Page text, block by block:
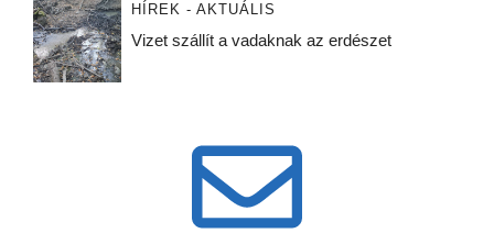
HÍREK - AKTUÁLIS
Vizet szállít a vadaknak az erdészet